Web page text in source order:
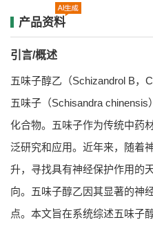
产品资料
引言/概述
五味子醇乙（Schizandrol B，
五味子（Schisandra
化合物。五味子作为传统中药
泛研究和应用。近年来，随着
升，寻找具有神经保护作用的
向。五味子醇乙因其显著的神
点。本文旨在系统综述五味子